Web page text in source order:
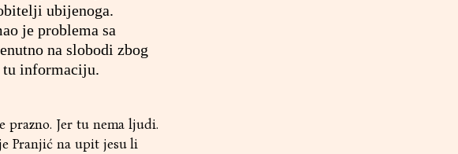
ubijenoga.
je problema sa
na slobodi zbog
tu informaciju.
prazno. Jer tu nema ljudi.
Pranjić na upit jesu li